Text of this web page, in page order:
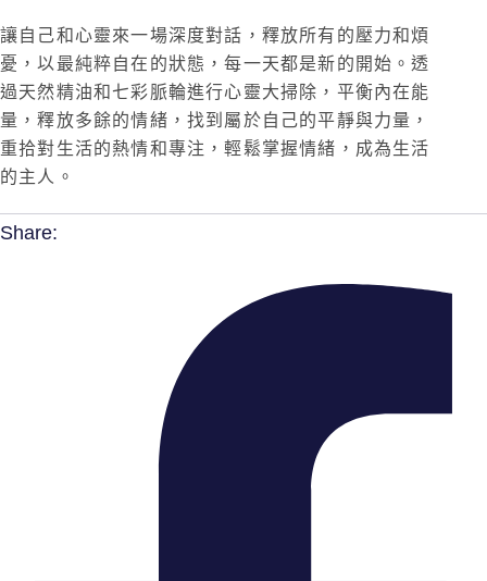
讓自己和心靈來一場深度對話，釋放所有的壓力和煩
憂，以最純粹自在的狀態，每一天都是新的開始。透
過天然精油和七彩脈輪進行心靈大掃除，平衡內在能
量，釋放多餘的情緒，找到屬於自己的平靜與力量，
重拾對生活的熱情和專注，輕鬆掌握情緒，成為生活
的主人。
Share: